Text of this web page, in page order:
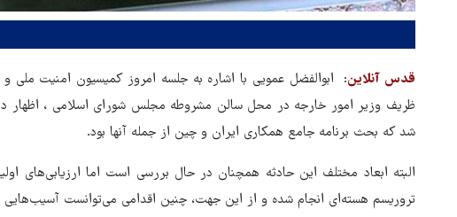
قدس آنلاین: ابوالفضل عمویی با اشاره به جلسه امروز کمیسیون امنیت
ظریف وزیر امور خارجه در محل سالن مشروطه مجلس شورای اسلامی ،
شد که بحث برنامه جامع همکاری ایران و چین از جمله آنها بود.
البته ابعاد مختلف این حادثه همچنان در حال بررسی است اما ارزیابی‌های
تروریسم هسته‌ای انجام شده و از این جهت، چنین اقدامی می‌توانست آسیب‌هایی